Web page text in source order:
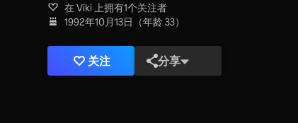
在 Viki 上拥有1个关注者
1992年10月13日（年龄 33）
关注 分享